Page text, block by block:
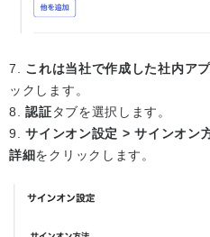
7. これは当社で作成した社内ア
ックします。
8.認証タブを選択します。
9.サインオン設定 > サインオン
詳細をクリックします。